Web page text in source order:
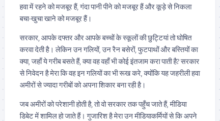
हवा में रहने को मजबूर हैं, गंदा पानी पीने को मजबूर हैं और कूड़े से निकला
बचा-खुचा खाने को मजबूर हैं।
सरकार, आपके दफ्तर और आपके बच्चों के स्कूलों की छुट्टियां तो घोषित
करवा देती है। लेकिन उन गलियों, उन रैन बसेरों, फुटपाथों और बस्तियों का
क्या, जहाँ ये गरीब बसते हैं, क्या वह वहाँ भी कोई इंतजाम करा पाती है? सरकार
से निवेदन है मेरा कि वह इन गलियों का भी रूख करे, क्योंकि यह जहरीली हवा
अमीरों से ज्यादा गरीबों को अपना शिकार बना रही है।
जब अमीरों को परेशानी होती है, तो वो सरकार तक पहुँच जाते हैं, मीडिया
डिबेट में शामिल हो जाते हैं। गुजारिश है मेरा उन मीडियाकर्मियों से कि अपने